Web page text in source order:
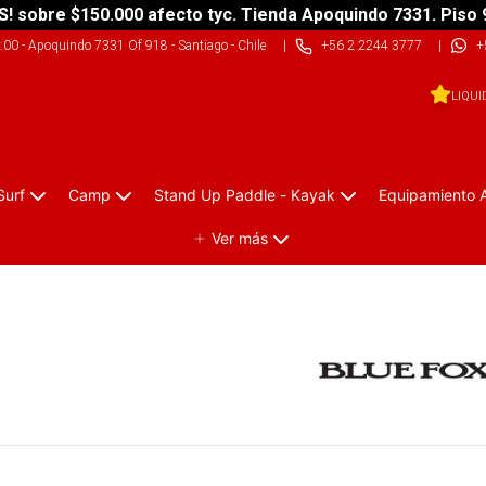
sobre $150.000 afecto tyc. Tienda Apoquindo 7331. Piso
- Apoquindo 7331 Of 918 - Santiago - Chile| +56 2 2244 3777 |
Camp Stand Up Paddle - Kayak Equipamiento
Ver más